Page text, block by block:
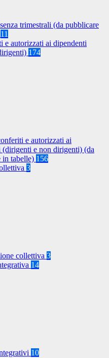
trimestrali (da pubblicare
11
e autorizzati ai dipendenti
174
e autorizzati ai
(dirigenti e non dirigenti) (da
in tabelle) 156
3
collettiva 3
14
10